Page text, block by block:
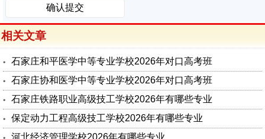
相关文章
石家庄和平医学中等专业学校2026年对口高考班
石家庄协和医学中等专业学校2026年对口高考班
石家庄铁路职业高级技工学校2026年有哪些专业
保定动力工程高级技工学校2026年有哪些专业